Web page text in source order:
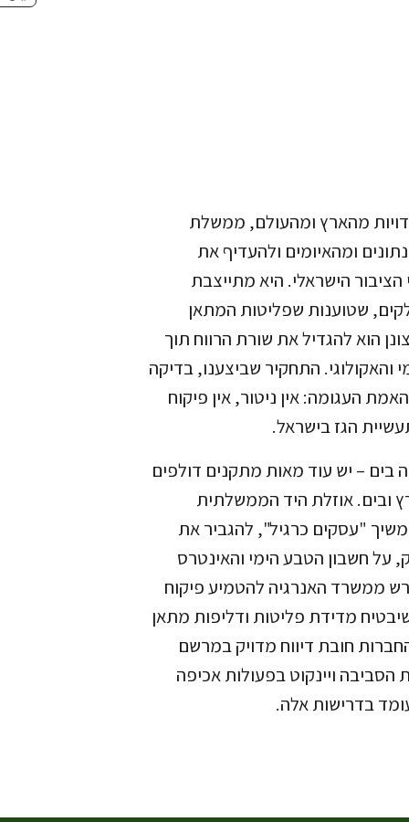
מהארץ ומהעולם, ממשלת
ומהאיומים ולהעדיף את
הישראלי. היא מתייצבת
שטוענות שפליטות המתאן
הוא להגדיל את שורת הרווח תוך
התחקיר שביצענו, בדיקה
העגומה: אין ניטור, אין פיקוח
הגז בישראל.
בים – יש עוד מאות מתקנים דולפים
ובים. אוזלת היד הממשלתית
"עסקים כרגיל", להגביר את
על חשבון הטבע הימי והאינטרס
ממשרד האנרגיה להטמיע פיקוח
מדידת פליטות ודליפות מתאן
חובת דיווח מדויק במרשם
ויינקוט בפעולות אכיפה
בדרישות אלה.